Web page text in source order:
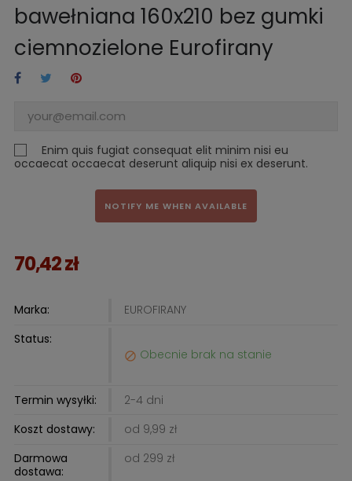
bawełniana 160x210 bez gumki
ciemnozielone Eurofirany
Enim quis fugiat consequat elit minim nisi eu
occaecat occaecat deserunt aliquip nisi ex deserunt.
NOTIFY ME WHEN AVAILABLE
70,42 zł
Marka:
EUROFIRANY
Status:
 Obecnie brak na stanie
Termin wysyłki:
2-4 dni
Koszt dostawy:
od 9,99 zł
Darmowa
dostawa:
od 299 zł